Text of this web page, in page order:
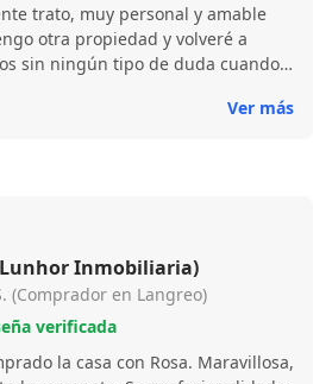
trato, muy personal y amable
otra propiedad y volveré a
sin ningún tipo de duda cuando
Ver más
Inmobiliaria)
(Comprador en Langreo)
verificada
casa con Rosa. Maravillosa,